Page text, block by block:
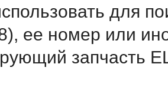
для
ее номер или
запчасть